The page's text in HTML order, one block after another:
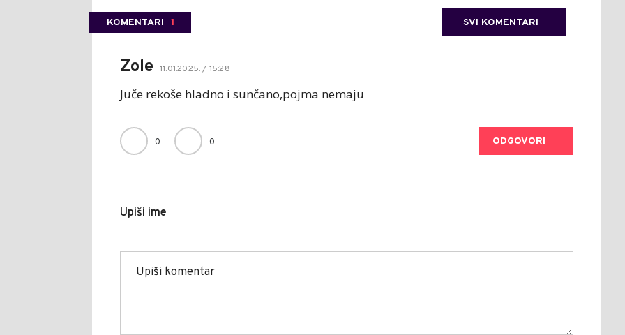
KOMENTARI 1 SVI KOMENTARI
Zole 11.01.2025. / 15:28
Juče rekoše hladno i sunčano,pojma nemaju
0 0 ODGOVORI
Upiši ime